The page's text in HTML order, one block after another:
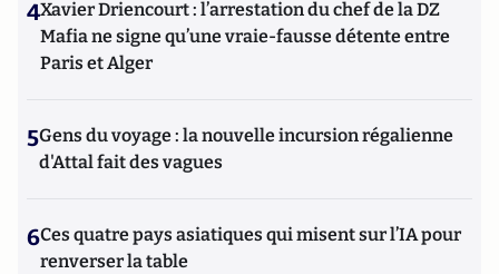
4Xavier Driencourt : l’arrestation du chef de la DZ
Mafia ne signe qu’une vraie-fausse détente entre
Paris et Alger
5Gens du voyage : la nouvelle incursion régalienne
d'Attal fait des vagues
6Ces quatre pays asiatiques qui misent sur l’IA pour
renverser la table